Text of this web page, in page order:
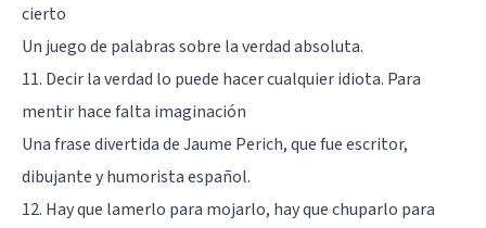
cierto
Un juego de palabras sobre la verdad absoluta.
11. Decir la verdad lo puede hacer cualquier idiota. Para
mentir hace falta imaginación
Una frase divertida de Jaume Perich, que fue escritor,
dibujante y humorista español.
12. Hay que lamerlo para mojarlo, hay que chuparlo para